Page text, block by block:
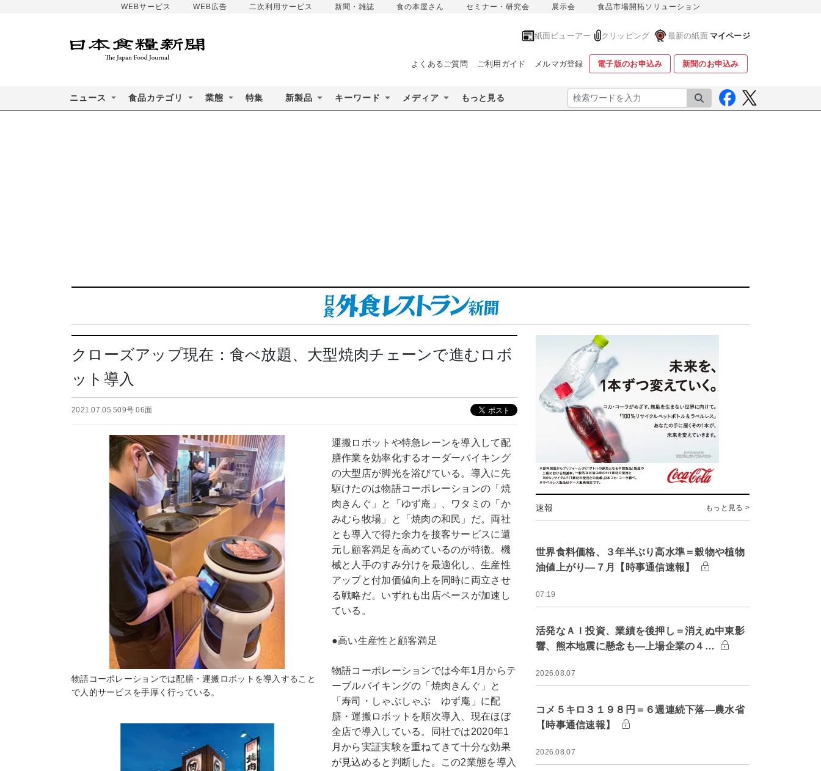
WEBサービス WEB広告 二次利用サービス 新聞・雑誌 食の本屋さん セミナー・研究会 展示会 食品市場開拓ソリューション
紙面ビューアー クリッピング 最新の紙面 マイページ
よくあるご質問 ご利用ガイド メルマガ登録 電子版のお申込み 新聞のお申込み
ニュース 食品カテゴリ 業態 特集 新製品 キーワード メディア もっと見る 検索
クローズアップ現在：食べ放題、大型焼肉チェーンで進むロボ
ット導入
2021.07.05 509号 06面
物語コーポレーションでは配膳・運搬ロボットを導入すること
で人的サービスを手厚く行っている。
運搬ロボットや特急レーンを導入して配
膳作業を効率化するオーダーバイキング
の大型店が脚光を浴びている。導入に先
駆けたのは物語コーポレーションの「焼
肉きんぐ」と「ゆず庵」、ワタミの「か
みむら牧場」と「焼肉の和民」だ。両社
とも導入で得た余力を接客サービスに還
元し顧客満足を高めているのが特徴。機
械と人手のすみ分けを最適化し、生産性
アップと付加価値向上を同時に両立させ
る戦略だ。いずれも出店ペースが加速し
ている。
●高い生産性と顧客満足
物語コーポレーションでは今年1月からテ
ーブルバイキングの「焼肉きんぐ」と
「寿司・しゃぶしゃぶ ゆず庵」に配
膳・運搬ロボットを順次導入、現在ほぼ
全店で導入している。同社では2020年1
月から実証実験を重ねてきて十分な効果
が見込めると判断した。この2業態を導入
速報 もっと見る >
世界食料価格、３年半ぶり高水準＝穀物や植物
油値上がり―７月【時事通信速報】
07:19
活発なＡＩ投資、業績を後押し＝消えぬ中東影
響、熊本地震に懸念も―上場企業の４…
2026.08.07
コメ５キロ３１９８円＝６週連続下落―農水省
【時事通信速報】
2026.08.07